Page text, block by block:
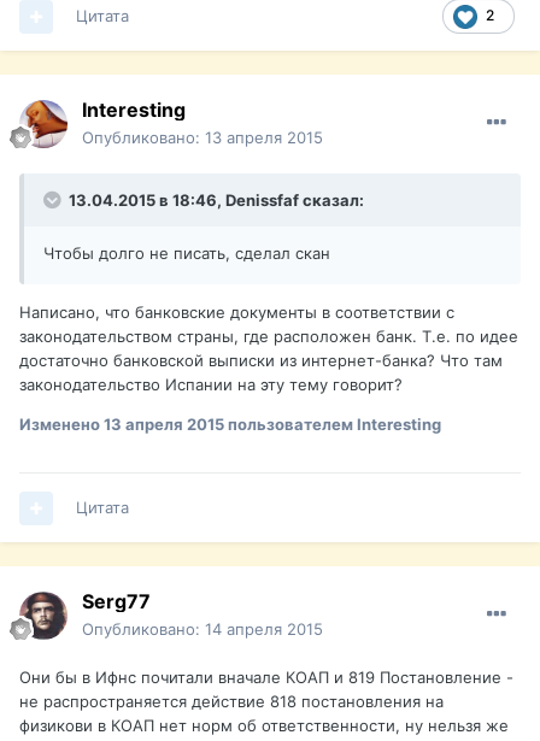
2
Цитата
Interesting
Опубликовано: 13 апреля 2015
13.04.2015 в 18:46, Denissfaf сказал:
Чтобы долго не писать, сделал скан
Написано, что банковские документы в соответствии с
законодательством страны, где расположен банк. Т.е. по идее
достаточно банковской выписки из интернет-банка? Что там
законодательство Испании на эту тему говорит?
Изменено13 апреля 2015пользователем Interesting
Цитата
Serg77
Опубликовано: 14 апреля 2015
Они бы в Ифнс почитали вначале КОАП и 819 Постановление -
не распространяется действие 818 постановления на
физикови в КОАП нет норм об ответственности, ну нельзя же